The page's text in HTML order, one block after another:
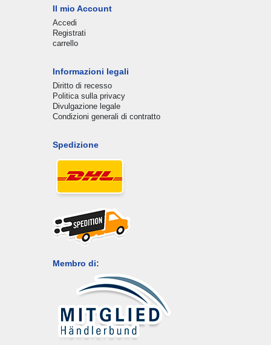
Il mio Account
Accedi
Registrati
carrello
Informazioni legali
Diritto di recesso
Politica sulla privacy
Divulgazione legale
Condizioni generali di contratto
Spedizione
Membro di: